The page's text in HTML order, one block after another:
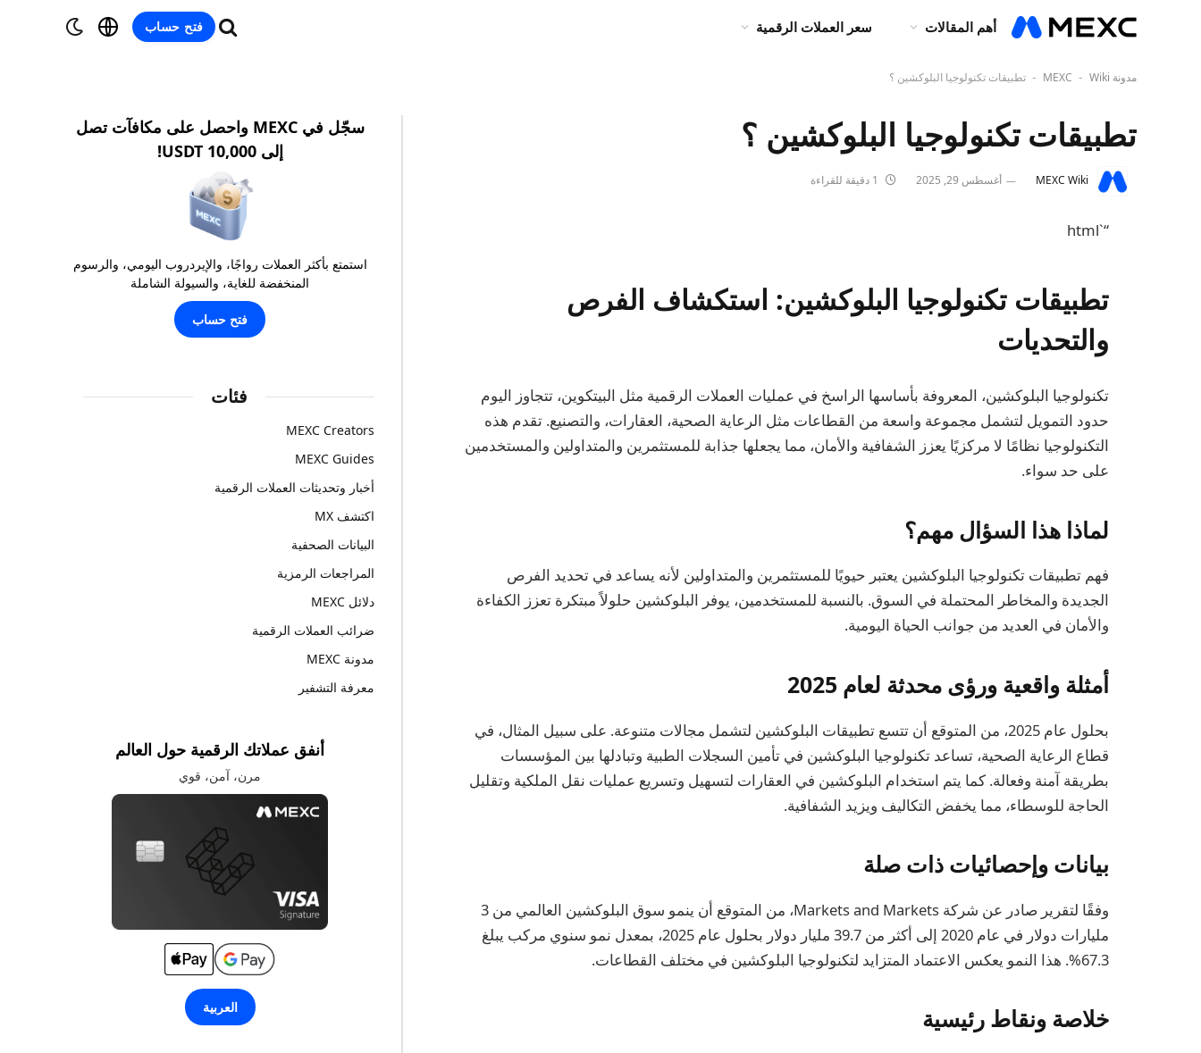
أهم المقالات سعر العملات الرقمية فتح حساب
مدونة MEXC - Wiki
- تطبيقات تكنولوجيا البلوكشين ؟
تطبيقات تكنولوجيا البلوكشين ؟
MEXC Wiki أغسطس 29, 2025
“`html
تطبيقات تكنولوجيا البلوكشين: استكشاف الفرص
والتحديات
تكنولوجيا البلوكشين، المعروفة بأساسها الراسخ في عمليات العملات الرقمية مثل البيتكوين، تتجاوز اليوم
حدود التمويل لتشمل مجموعة واسعة من القطاعات مثل الرعاية الصحية، العقارات، والتصنيع. تقدم هذه
التكنولوجيا نظامًا لا مركزيًا يعزز الشفافية والأمان، مما يجعلها جذابة للمستثمرين والمتداولين والمستخدمين
على حد سواء.
لماذا هذا السؤال مهم؟
فهم تطبيقات تكنولوجيا البلوكشين يعتبر حيويًا للمستثمرين والمتداولين لأنه يساعد في تحديد الفرص
الجديدة والمخاطر المحتملة في السوق. بالنسبة للمستخدمين، يوفر البلوكشين حلولاً مبتكرة تعزز الكفاءة
والأمان في العديد من جوانب الحياة اليومية.
أمثلة واقعية ورؤى محدثة لعام 2025
بحلول عام 2025، من المتوقع أن تتسع تطبيقات البلوكشين لتشمل مجالات متنوعة. على سبيل المثال، في
قطاع الرعاية الصحية، تساعد تكنولوجيا البلوكشين في تأمين السجلات الطبية وتبادلها بين المؤسسات
بطريقة آمنة وفعالة. كما يتم استخدام البلوكشين في العقارات لتسهيل وتسريع عمليات نقل الملكية وتقليل
الحاجة للوسطاء، مما يخفض التكاليف ويزيد الشفافية.
بيانات وإحصائيات ذات صلة
وفقًا لتقرير صادر عن شركة Markets and Markets، من المتوقع أن ينمو سوق البلوكشين العالمي من 3
مليارات دولار في عام 2020 إلى أكثر من 39.7 مليار دولار بحلول عام 2025، بمعدل نمو سنوي مركب يبلغ
67.3%. هذا النمو يعكس الاعتماد المتزايد لتكنولوجيا البلوكشين في مختلف القطاعات.
خلاصة ونقاط رئيسية
سجّل في MEXC واحصل على مكافآت تصل
إلى 10,000 USDT!
استمتع بأكثر العملات رواجًا، والإيردروب اليومي، والرسوم
المنخفضة للغاية، والسيولة الشاملة
فتح حساب
فئات
MEXC Creators
MEXC Guides
أخبار وتحديثات العملات الرقمية
اكتشف MX
البيانات الصحفية
المراجعات الرمزية
دلائل MEXC
ضرائب العملات الرقمية
مدونة MEXC
معرفة التشفير
أنفق عملاتك الرقمية حول العالم
مرن، آمن، قوي
العربية